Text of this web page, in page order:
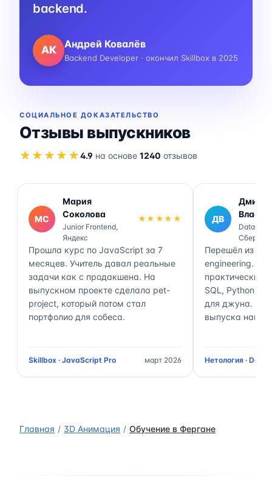
backend.
АК Андрей Ковалёв
Backend Developer · окончил Skillbox в 2025
СОЦИАЛЬНОЕ ДОКАЗАТЕЛЬСТВО
Отзывы выпускников
★★★★★4.9 на основе 1240 отзывов
МС
Мария
Соколова
Junior Frontend,
Яндекс
★★★★★
Прошла курс по JavaScript за 7
месяцев. Учитель давал реальные
задачи как с продакшена. На
выпускном проекте сделала pet-
project, который потом стал
портфолио для собеса.
Skillbox · JavaScript Pro март 2026
ДВ
Власов
Data
Сбер
Перешёл из
engineering.
практически
SQL, Python,
для джуна.
выпуска нашёл
Нетология · Data
Главная 3D Анимация Обучение в Фергане